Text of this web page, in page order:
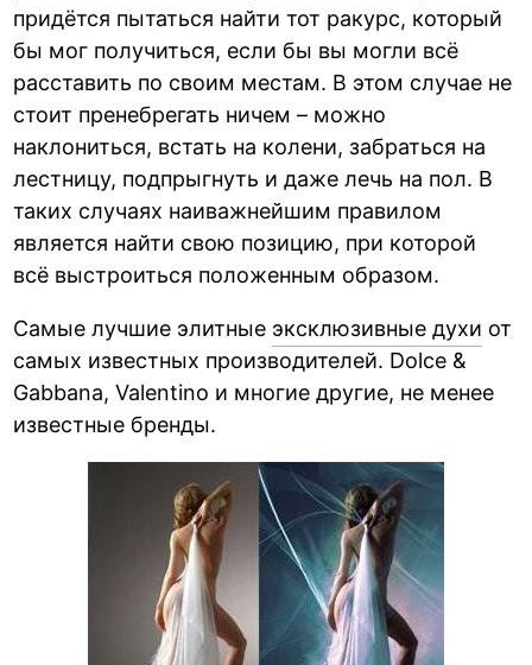
придётся пытаться найти тот ракурс, который
бы мог получиться, если бы вы могли всё
расставить по своим местам. В этом случае не
стоит пренебрегать ничем – можно
наклониться, встать на колени, забраться на
лестницу, подпрыгнуть и даже лечь на пол. В
таких случаях наиважнейшим правилом
является найти свою позицию, при которой
всё выстроиться положенным образом.
Самые лучшие элитные эксклюзивные духи от
самых известных производителей. Dolce &
Gabbana, Valentinо и многие другие, не менее
известные бренды.